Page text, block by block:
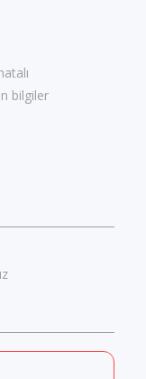
bilgiler